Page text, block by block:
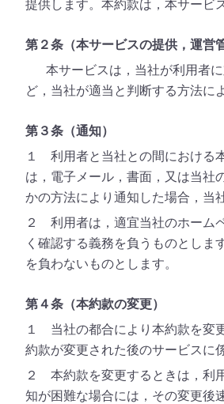
提供します。本約款は，本サービ
第２条（本サービスの提供，運営
本サービスは，当社が利用者
ど，当社が適当と判断する方法に
第３条（通知）
１ 利用者と当社との間における
は，電子メール，書面，又は当社
かの方法により通知した場合，当
２ 利用者は，適宜当社のホーム
く確認する義務を負うものとし
を負わないものとします。
第４条（本約款の変更）
１ 当社の都合により本約款を変
約款が変更された後のサービスに
２ 本約款を変更するときは，利
知が困難な場合には，その変更後